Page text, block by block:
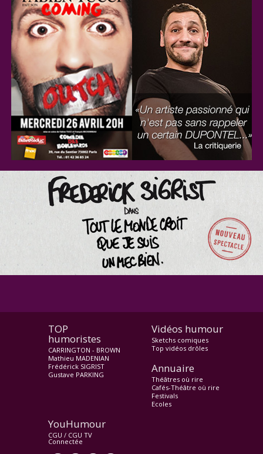
TOP
humoristes
CARRINGTON - BROWN
Mathieu MADENIAN
Frédérick SIGRIST
Gustave PARKING
Vidéos humour
Sketchs comiques
Top vidéos drôles
Annuaire
Théâtres où rire
Cafés-Théâtre où rire
Festivals
Ecoles
YouHumour
CGU / CGU TV
Connectée